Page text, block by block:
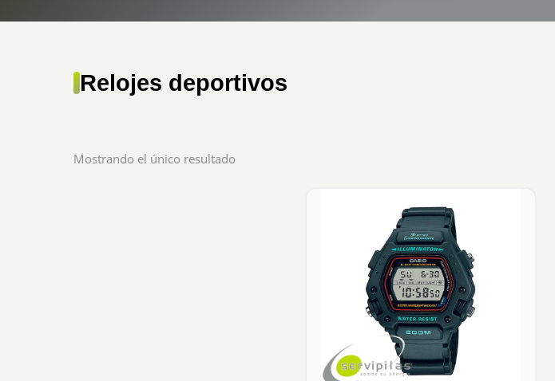
Relojes deportivos
Mostrando el único resultado